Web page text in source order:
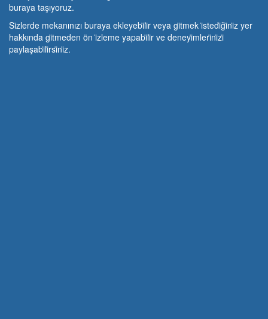
buraya taşıyoruz.
Si̇zlerde mekanınızı buraya ekleyebi̇li̇r veya gi̇tmek i̇stedi̇ği̇ni̇z yer
hakkında gi̇tmeden ön i̇zleme yapabi̇li̇r ve deneyi̇mleri̇ni̇zi̇
paylaşabi̇li̇rsi̇ni̇z.